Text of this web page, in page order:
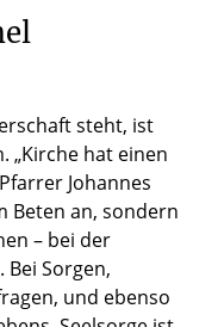
© Birgit Engel / Erzbistum Paderborn
betont Pfarrer
steht, ist
„Kirche hat einen
Johannes
Beten an, sondern
– bei der
Sorgen,
und ebenso